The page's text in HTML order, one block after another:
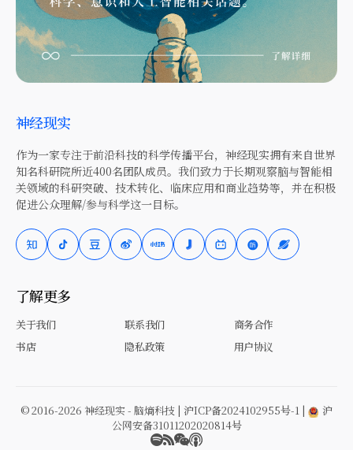
神经现实
作为一家专注于前沿科技的科学传播平台，神经现实拥有来自世界
知名科研院所近400名团队成员。我们致力于长期观察脑与智能相
关领域的科研突破、技术转化、临床应用和商业趋势等，并在积极
促进公众理解/参与科学这一目标。
了解更多
关于我们 联系我们
商务合作
书店
隐私政策 用户协议
© 2016-2026 神经现实 - 脑熵科技 | 沪ICP备2024102955号-1 |
沪
公网安备31011202020814号